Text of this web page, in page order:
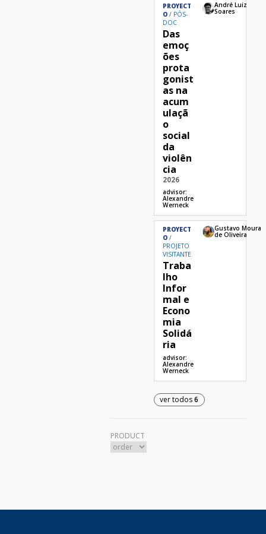
PROYECT
O
PÓS-
DOC
Das
emoç
ões
prota
gonist
as na
acum
ulaçã
o
social
da
violên
cia
2026
advisor:
Alexandre
Werneck
André Luiz
Soares
PROYECT
O
PROJETO
VISITANTE
Traba
lho
Infor
mal e
Econo
mia
Solidá
ria
advisor:
Alexandre
Werneck
Gustavo Moura
de Oliveira
ver todos 6
PRODUCT